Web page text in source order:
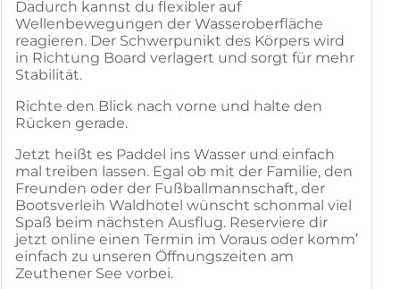
Dadurch kannst du flexibler auf
Wellenbewegungen der Wasseroberfläche
reagieren. Der Schwerpunikt des Körpers wird
in Richtung Board verlagert und sorgt für mehr
Stabilität.
Richte den Blick nach vorne und halte den
Rücken gerade.
Jetzt heißt es Paddel ins Wasser und einfach
mal treiben lassen. Egal ob mit der Familie, den
Freunden oder der Fußballmannschaft, der
Bootsverleih Waldhotel wünscht schonmal viel
Spaß beim nächsten Ausflug. Reserviere dir
jetzt online einen Termin im Voraus oder komm’
einfach zu unseren Öffnungszeiten am
Zeuthener See vorbei.